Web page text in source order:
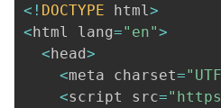
< ! DOCTYPE html >
<html lang="en">
<head>
<meta charset=
<script src=